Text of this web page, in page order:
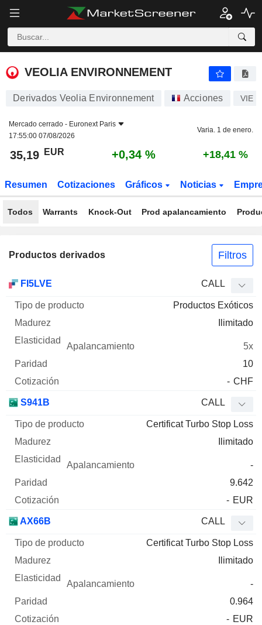
VEOLIA ENVIRONNEMENT
VEOLIA ENVIRONNEMENT
Derivados Veolia Environnement Acciones VIE
Mercado cerrado - Euronext Paris
17:55:00 07/08/2026
Varia. 1 de enero.
35,19 EUR +0,34 % +18,41 %
Resumen Cotizaciones Gráficos Noticias
Todos Warrants Knock-Out Prod apalancamiento
Productos derivados Filtros
FI5LVE CALL
Productos Exóticos
Ilimitado
5x
10
- CHF
S941B CALL
Certificat Turbo Stop Loss
Ilimitado
-
9.642
- EUR
AX66B CALL
Certificat Turbo Stop Loss
Ilimitado
-
0.964
- EUR